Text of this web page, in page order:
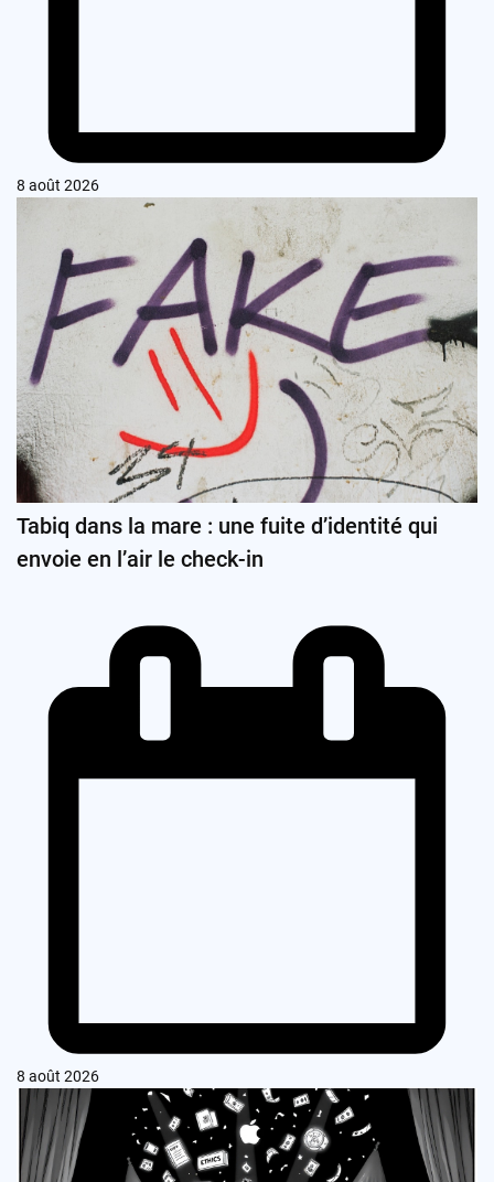
8 août 2026
Tabiq dans la mare : une fuite d’identité qui
envoie en l’air le check-in
8 août 2026